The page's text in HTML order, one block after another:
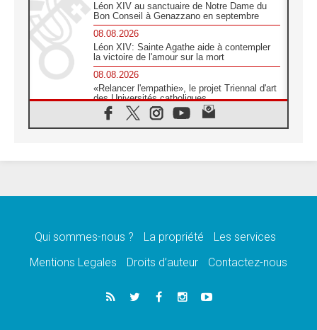
Léon XIV au sanctuaire de Notre Dame du
Bon Conseil à Genazzano en septembre
08.08.2026
Léon XIV: Sainte Agathe aide à contempler
la victoire de l'amour sur la mort
08.08.2026
«Relancer l'empathie», le projet Triennal d'art
des Universités catholiques
08.08.2026
Signis 2026, donner la parole aux religieuses
07.08.2026
07.08.2026
de l'Assomption et mémoire nationale
«La paix commence par l'empathie» estime
le cardinal Parolin
Qui sommes-nous ? La propriété
Les services
Mentions Legales
Droits d’auteur Contactez-nous